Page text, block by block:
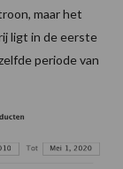
maar het
ligt in de eerste
periode van